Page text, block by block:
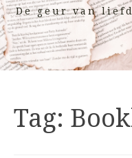
De geur van
Tag: